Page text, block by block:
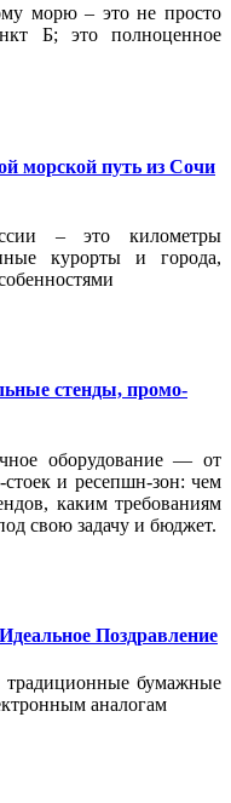
морю – это не просто
Б; это полноценное
путь из Сочи
– это километры
курорты и города,
стенды, промо-
оборудование — от
и ресепшн-зон: чем
каким требованиям
свою задачу и бюджет.
Поздравление
бумажные
аналогам